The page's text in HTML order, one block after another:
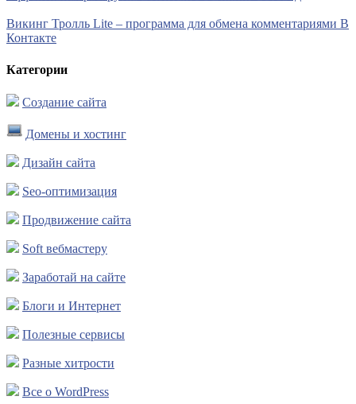
Викинг Тролль Lite – программа для обмена комментариями В
Контакте
Категории
Создание сайта
Домены и хостинг
Дизайн сайта
Seo-оптимизация
Продвижение сайта
Soft вебмастеру
Заработай на сайте
Блоги и Интернет
Полезные сервисы
Разные хитрости
Все о WordPress